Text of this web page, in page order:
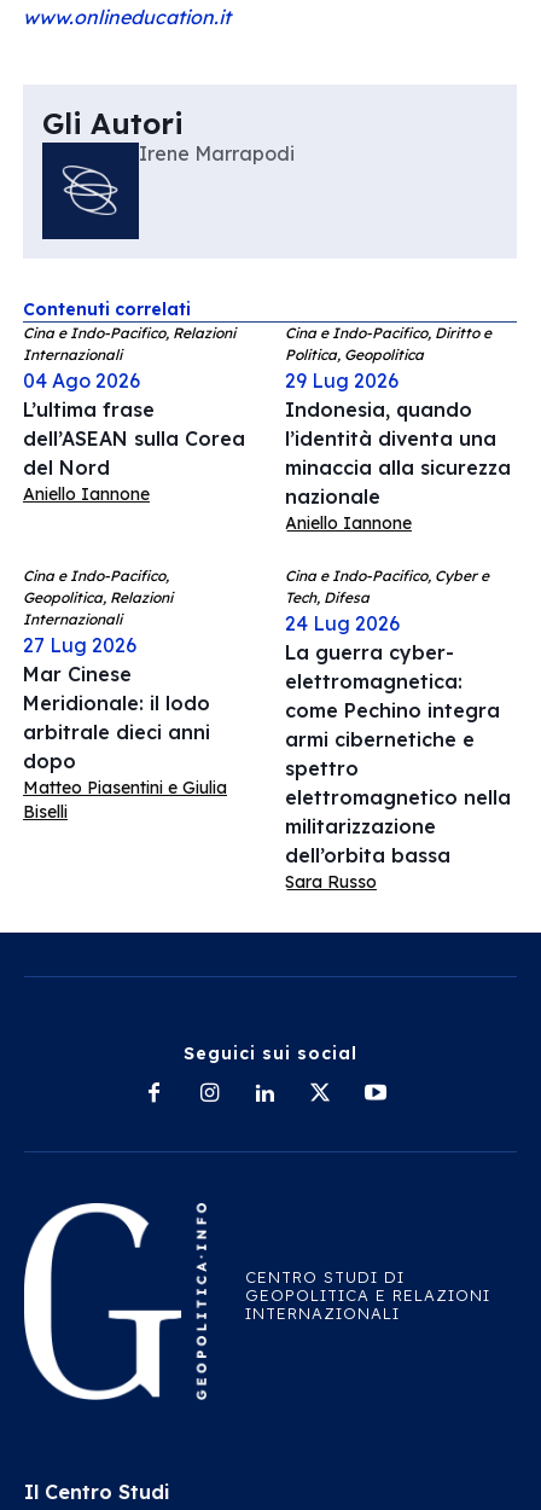
www.onlineducation.it
Gli Autori
Irene Marrapodi
Contenuti correlati
Cina e Indo-Pacifico, Relazioni
Internazionali
04 Ago 2026
L’ultima frase
dell’ASEAN sulla Corea
del Nord
Aniello Iannone
Cina e Indo-Pacifico, Diritto e
Politica, Geopolitica
29 Lug 2026
Indonesia, quando
l’identità diventa una
minaccia alla sicurezza
nazionale
Aniello Iannone
Cina e Indo-Pacifico,
Geopolitica, Relazioni
Internazionali
27 Lug 2026
Mar Cinese
Meridionale: il lodo
arbitrale dieci anni
dopo
Matteo Piasentini e Giulia
Biselli
Cina e Indo-Pacifico, Cyber e
Tech, Difesa
24 Lug 2026
La guerra cyber-
elettromagnetica:
come Pechino integra
armi cibernetiche e
spettro
elettromagnetico nella
militarizzazione
dell’orbita bassa
Sara Russo
Seguici sui social
CENTRO STUDI DI
GEOPOLITICA E RELAZIONI
INTERNAZIONALI
Il Centro Studi